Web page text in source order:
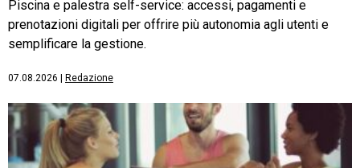
Piscina e palestra self-service: accessi, pagamenti e
prenotazioni digitali per offrire più autonomia agli utenti e
semplificare la gestione.
07.08.2026 Redazione